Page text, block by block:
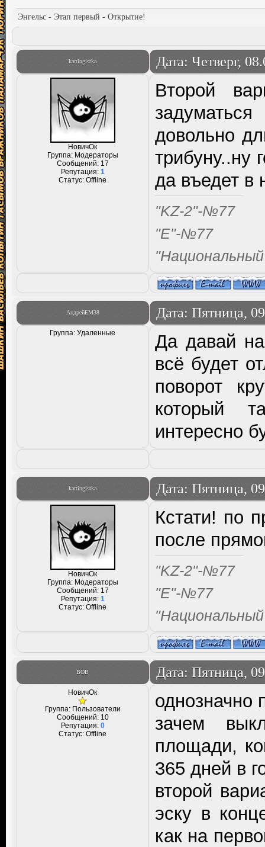
Энгельс - Этап первый - Открытие!
kartingistka Дата: Четверг,
НовичОк
Группа: Модераторы
Сообщений: 17
Репутация: 1
Статус:Offline
Второй
довольно
трибуну..ну
да въедет в
"KZ-2"-№77
"Е"-№77
АндрейЕМ38 Дата: Пятница,
Группа: Удаленные
Да давай
всё будет
поворот
который
интересно
kartingistka Дата: Пятница,
НовичОк
Группа: Модераторы
Сообщений: 17
Репутация: 1
Статус:Offline
Кстати! по
после
"KZ-2"-№77
"Е"-№77
ВОВ Дата: Пятница,
НовичОк
Группа: Пользователи
Сообщений: 10
Репутация: 0
Статус:Offline
однозначно
зачем
площади,
365 дней в
второй
эску в
как на